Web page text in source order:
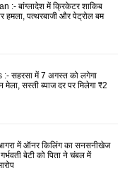
:- बांग्लादेश में क्रिकेटर शाकिब
पत्थरबाजी और पेट्रोल बम
सहरसा में 7 अगस्त को लगेगा
मेला, सस्ती ब्याज दर पर मिलेगा ₹2
में ऑनर किलिंग का सनसनीखेज
बेटी को पिता ने चंबल में